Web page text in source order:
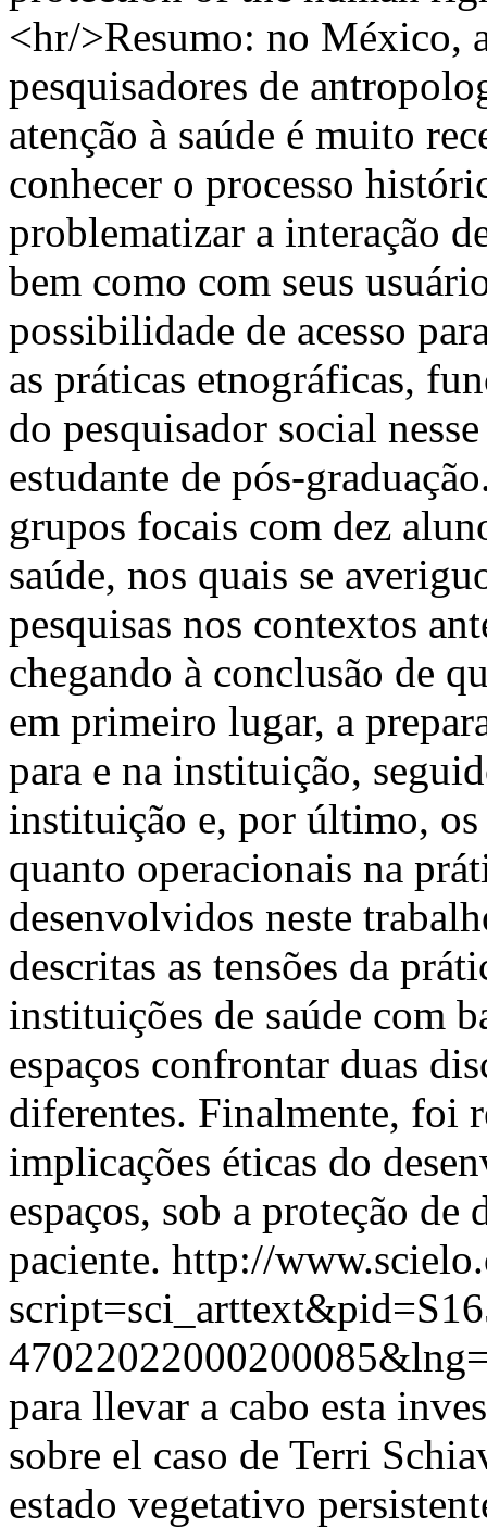
<hr/>Resumo: no México,
pesquisadores de
atenção à saúde é muito
conhecer o processo
problematizar a interação
bem como com seus
possibilidade de acesso
as práticas etnográficas,
do pesquisador social
estudante de pós-
grupos focais com dez
saúde, nos quais se
pesquisas nos contextos
chegando à conclusão de
em primeiro lugar, a
para e na instituição,
instituição e, por último,
quanto operacionais na
desenvolvidos neste
descritas as tensões da
instituições de saúde com
espaços confrontar duas
diferentes. Finalmente, foi
implicações éticas do
espaços, sob a proteção
paciente. http://
para llevar a cabo esta
sobre el caso de Terri
estado vegetativo